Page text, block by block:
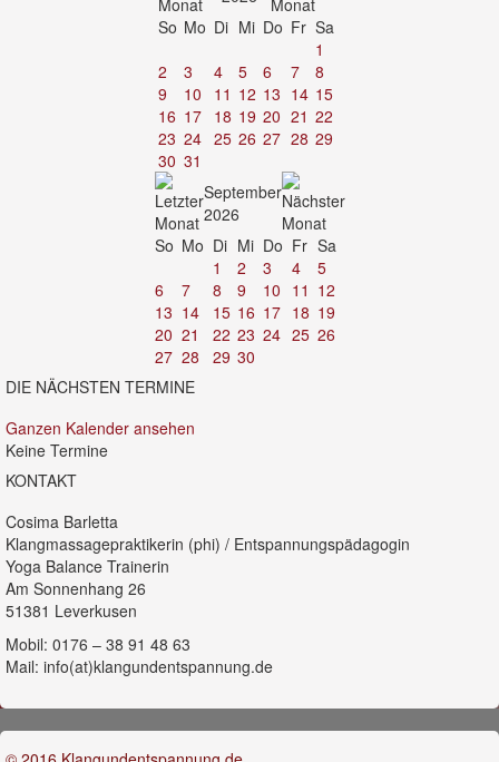
So Mo Di Mi Do Fr Sa
1
2
3 4 5 6 7
8
9
10 11 12 13 14 15
16 17 18 19 20 21 22
23 24 25 26 27 28 29
30 31
September
2026
So Mo Di Mi Do Fr Sa
1
2 3 4
5
6
7 8 9 10 11 12
13 14 15 16 17 18 19
20 21 22 23 24 25 26
27 28 29 30
DIE NÄCHSTEN TERMINE
Ganzen Kalender ansehen
Keine Termine
KONTAKT
Cosima Barletta
Klangmassagepraktikerin (phi) / Entspannungspädagogin
Yoga Balance Trainerin
Am Sonnenhang 26
51381 Leverkusen
Mobil: 0176 – 38 91 48 63
Mail: info(at)klangundentspannung.de